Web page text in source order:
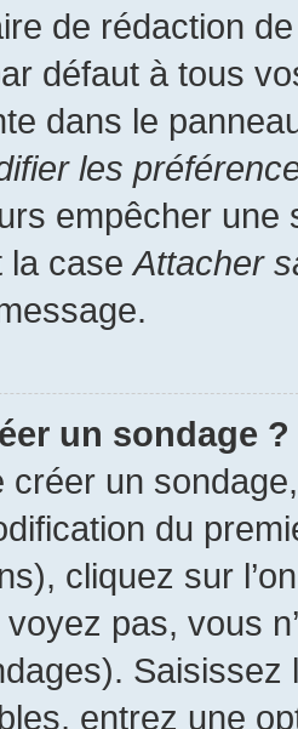
de rédaction
défaut à tous
dans le
les
empêcher une
la case Attacher
un sondage ?
créer un
du
cliquez sur
pas, vous
entrez une